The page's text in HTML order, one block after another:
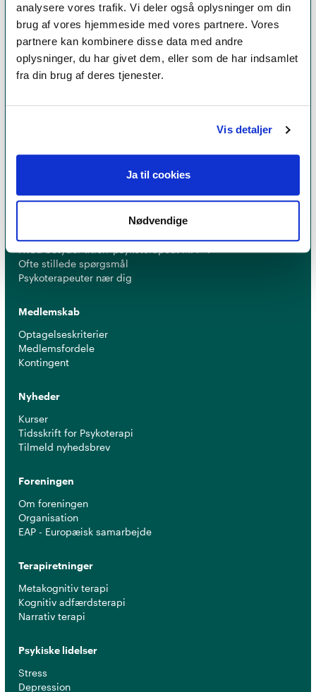
analysere vores trafik. Vi deler også oplysninger om din
brug af vores hjemmeside med vores partnere. Vores
partnere kan kombinere disse data med andre
oplysninger, du har givet dem, eller som de har indsamlet
fra din brug af deres tjenester.
Vis detaljer
Ja til cookies
Nødvendige
Et medlemskab af Dansk Psykoterapeutforening
er et kvalitetsstempel. Alle vores medlemmer skal
psykoterapeut
MPF
Hvad betyder titlen 'psykoterapeut MPF' ?
Ofte stillede spørgsmål
Psykoterapeuter nær dig
Medlemskab
Optagelseskriterier
Medlemsfordele
Kontingent
Nyheder
Kurser
Tidsskrift for Psykoterapi
Tilmeld nyhedsbrev
Foreningen
Om foreningen
Organisation
EAP - Europæisk samarbejde
Terapiretninger
Metakognitiv terapi
Kognitiv adfærdsterapi
Narrativ terapi
Psykiske lidelser
Stress
Depression